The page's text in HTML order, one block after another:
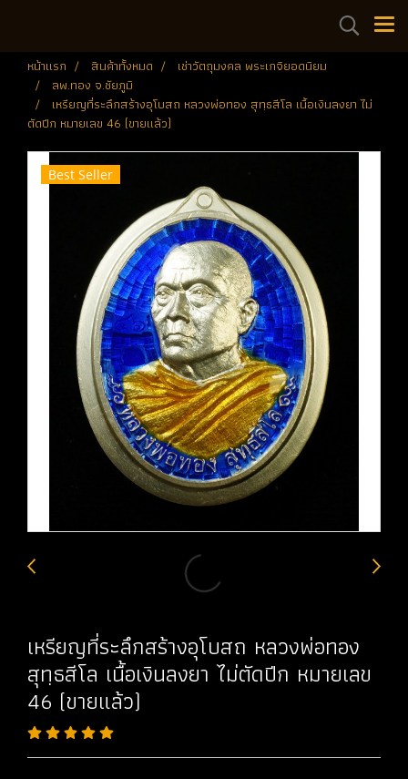
หน้าแรก สินค้าทั้งหมด
เช่าวัตถุมงคล พระเกจิยอดนิยม
ลพ.ทอง จ.ชัยภูมิ
เหรียญที่ระลึกสร้างอุโบสถ หลวงพ่อทอง สุทฺธสีโล เนื้อเงินลงยา ไม่
ตัดปีก หมายเลข 46 (ขายแล้ว)
Best Seller
เหรียญที่ระลึกสร้างอุโบสถ หลวงพ่อทอง
สุทฺธสีโล เนื้อเงินลงยา ไม่ตัดปีก หมายเลข
46 (ขายแล้ว)